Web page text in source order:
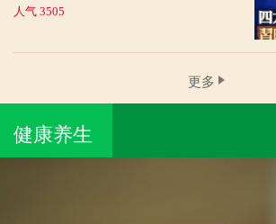
人气 3505
更多
健康养生